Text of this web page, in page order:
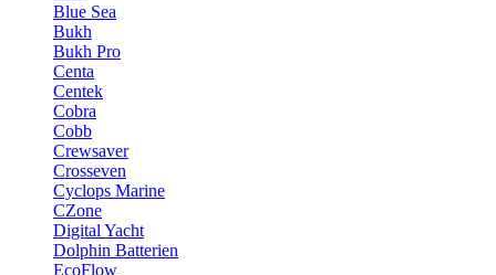
Blue Sea
Bukh
Bukh Pro
Centa
Centek
Cobra
Cobb
Crewsaver
Crosseven
Cyclops Marine
CZone
Digital Yacht
Dolphin Batterien
EcoFlow